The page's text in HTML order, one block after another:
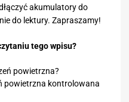
akumulatory do
do lektury. Zapraszamy!
tego wpisu?
powietrzna?
powietrzna kontrolowana